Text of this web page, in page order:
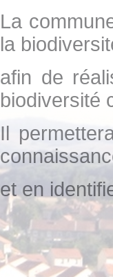
La
la
afin de
biodiversité
Il
et en